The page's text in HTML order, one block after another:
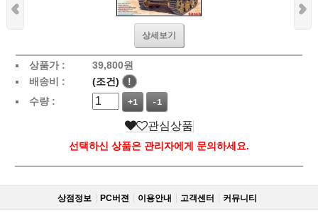
상세보기
상품가 : 39,800원
배송비 :
(조건)
!
수량 :
+1 -1
관심상품
선택하신 상품은 관리자에게 문의하세요.
상점정보 PC버젼 이용안내 고객센터 커뮤니티